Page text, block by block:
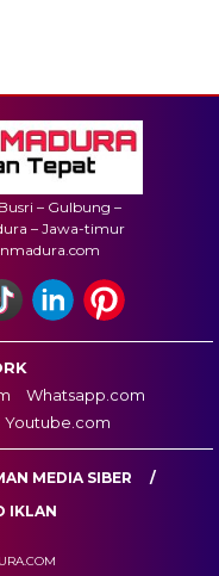
– Gulbung –
– Jawa-timur
Whatsapp.com
Youtube.com
MEDIA SIBER
IKLAN